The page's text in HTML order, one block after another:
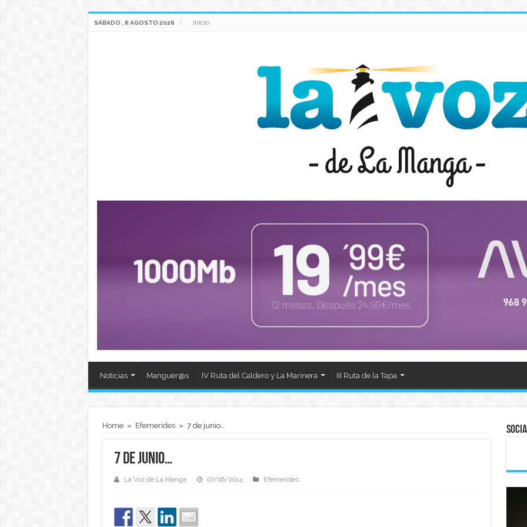
SÁBADO , 8 AGOSTO 2026 Inicio
Noticias Manguer@s IV Ruta del Caldero y La Marinera III Ruta de la Tapa
Home » Efemerides » 7 de junio…
7 de junio…
La Voz de La Manga 07/06/2014 Efemerides